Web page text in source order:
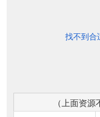
找不到合
（上面资